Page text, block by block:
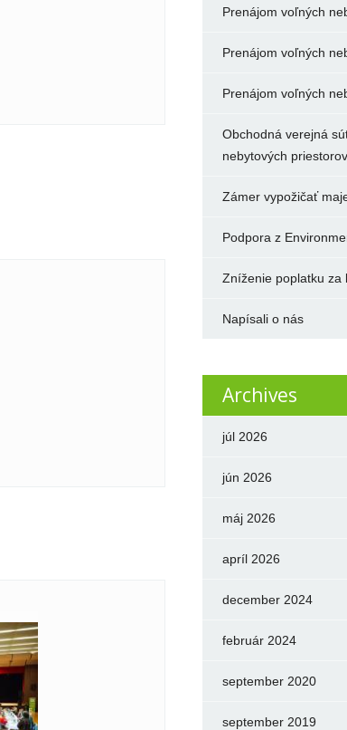
Prenájom voľných
Prenájom voľných
Prenájom voľných
Obchodná verejná
nebytových priestorov
Zámer vypožičať
Podpora z
Zníženie poplatku za
Napísali o nás
Archives
júl 2026
jún 2026
máj 2026
apríl 2026
december 2024
február 2024
september 2020
september 2019